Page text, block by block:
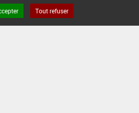
Tout refuser